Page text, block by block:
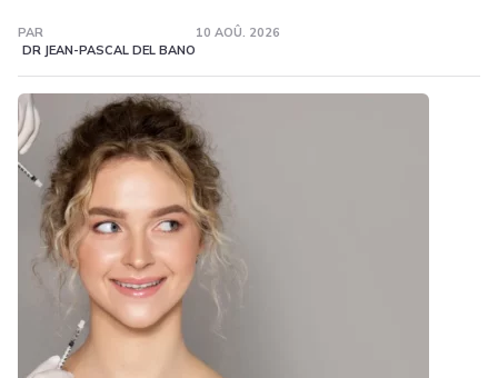
PAR
DR JEAN-PASCAL DEL BANO
10 AOÛ. 2026